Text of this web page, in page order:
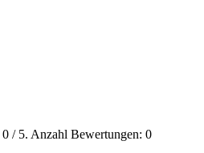
0 / 5. Anzahl Bewertungen: 0